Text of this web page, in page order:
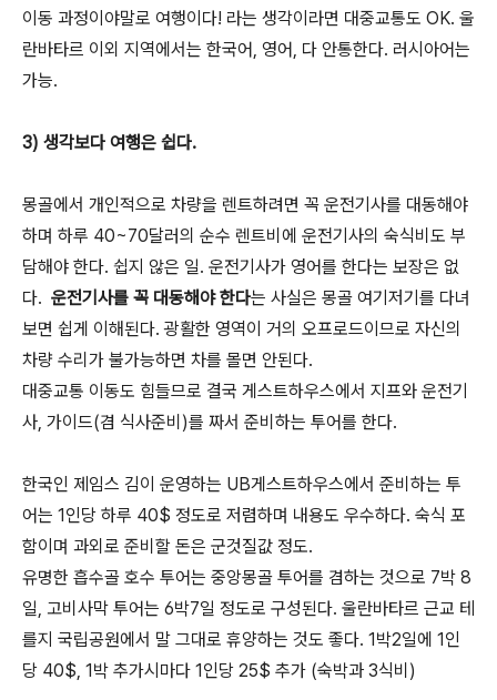
이동 과정이야말로 여행이다! 라는 생각이라면 대중교통도 OK. 울
란바타르 이외 지역에서는 한국어, 영어, 다 안통한다. 러시아어는
가능.
3) 생각보다 여행은 쉽다.
몽골에서 개인적으로 차량을 렌트하려면 꼭 운전기사를 대동해야
하며 하루 40~70달러의 순수 렌트비에 운전기사의 숙식비도 부
담해야 한다. 쉽지 않은 일. 운전기사가 영어를 한다는 보장은 없
다. 운전기사를 꼭 대동해야 한다는 사실은 몽골 여기저기를 다녀
보면 쉽게 이해된다. 광활한 영역이 거의 오프로드이므로 자신의
차량 수리가 불가능하면 차를 몰면 안된다.
대중교통 이동도 힘들므로 결국 게스트하우스에서 지프와 운전기
사, 가이드(겸 식사준비)를 짜서 준비하는 투어를 한다.
한국인 제임스 김이 운영하는 UB게스트하우스에서 준비하는 투
어는 1인당 하루 40$ 정도로 저렴하며 내용도 우수하다. 숙식 포
함이며 과외로 준비할 돈은 군것질값 정도.
유명한 흡수골 호수 투어는 중앙몽골 투어를 겸하는 것으로 7박 8
일, 고비사막 투어는 6박7일 정도로 구성된다. 울란바타르 근교 테
를지 국립공원에서 말 그대로 휴양하는 것도 좋다. 1박2일에 1인
당 40$, 1박 추가시마다 1인당 25$ 추가 (숙박과 3식비)